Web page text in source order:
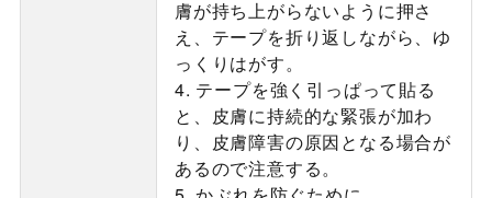
膚が持ち上がらないように押さ
え、テープを折り返しながら、ゆ
っくりはがす。
4. テープを強く引っぱって貼る
と、皮膚に持続的な緊張が加わ
り、皮膚障害の原因となる場合が
あるので注意する。